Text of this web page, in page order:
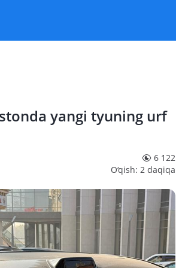
yangi tyuning urf
6 122
O‘qish: 2 daqiqa